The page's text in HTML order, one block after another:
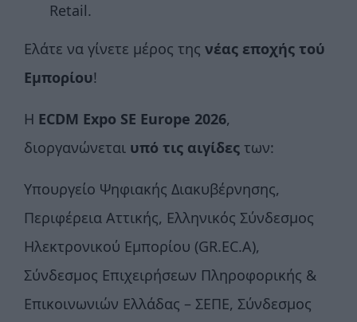
Retail.
Ελάτε να γίνετε μέρος της νέας εποχής τού
Εμπορίου!
Η ECDM Expo SE Europe 2026,
διοργανώνεται υπό τις αιγίδες των:
Υπουργείο Ψηφιακής Διακυβέρνησης,
Περιφέρεια Αττικής, Ελληνικός Σύνδεσμος
Ηλεκτρονικού Εμπορίου (GR.EC.A),
Σύνδεσμος Επιχειρήσεων Πληροφορικής &
Επικοινωνιών Ελλάδας – ΣΕΠΕ, Σύνδεσμος